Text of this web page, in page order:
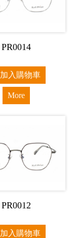
PR0014
加入購物車
More
PR0012
加入購物車